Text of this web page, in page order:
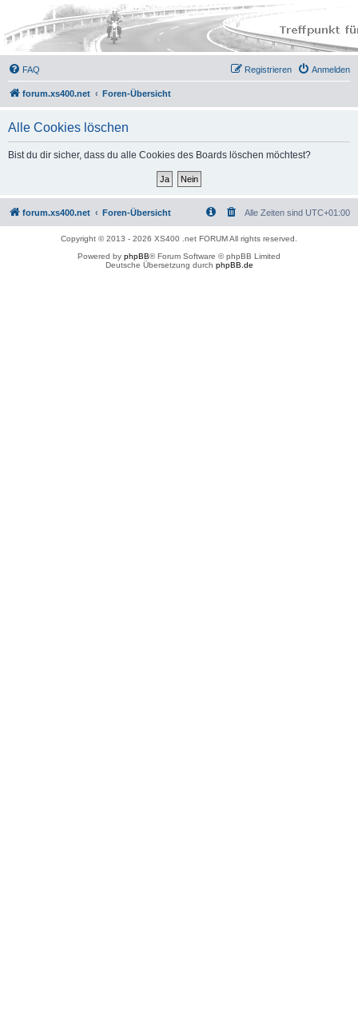
FAQ Anmelden
Registrieren
forum.xs400.net Foren-Übersicht
Alle Cookies löschen
Bist du dir sicher, dass du alle Cookies des Boards löschen möchtest?
forum.xs400.net Foren-Übersicht Alle Zeiten sind UTC+01:00
Copyright © 2013 - 2026 XS400 .net FORUM All rights reserved.
Powered by phpBB® Forum Software © phpBB Limited
Deutsche Übersetzung durch phpBB.de